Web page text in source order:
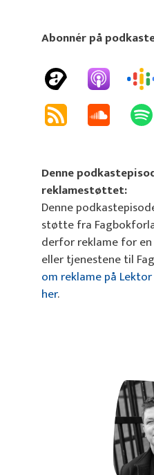
Abonnér på
Denne
reklamestøttet:
Denne
støtte fra
derfor reklame for
eller tjenestene til
om reklame på
her.